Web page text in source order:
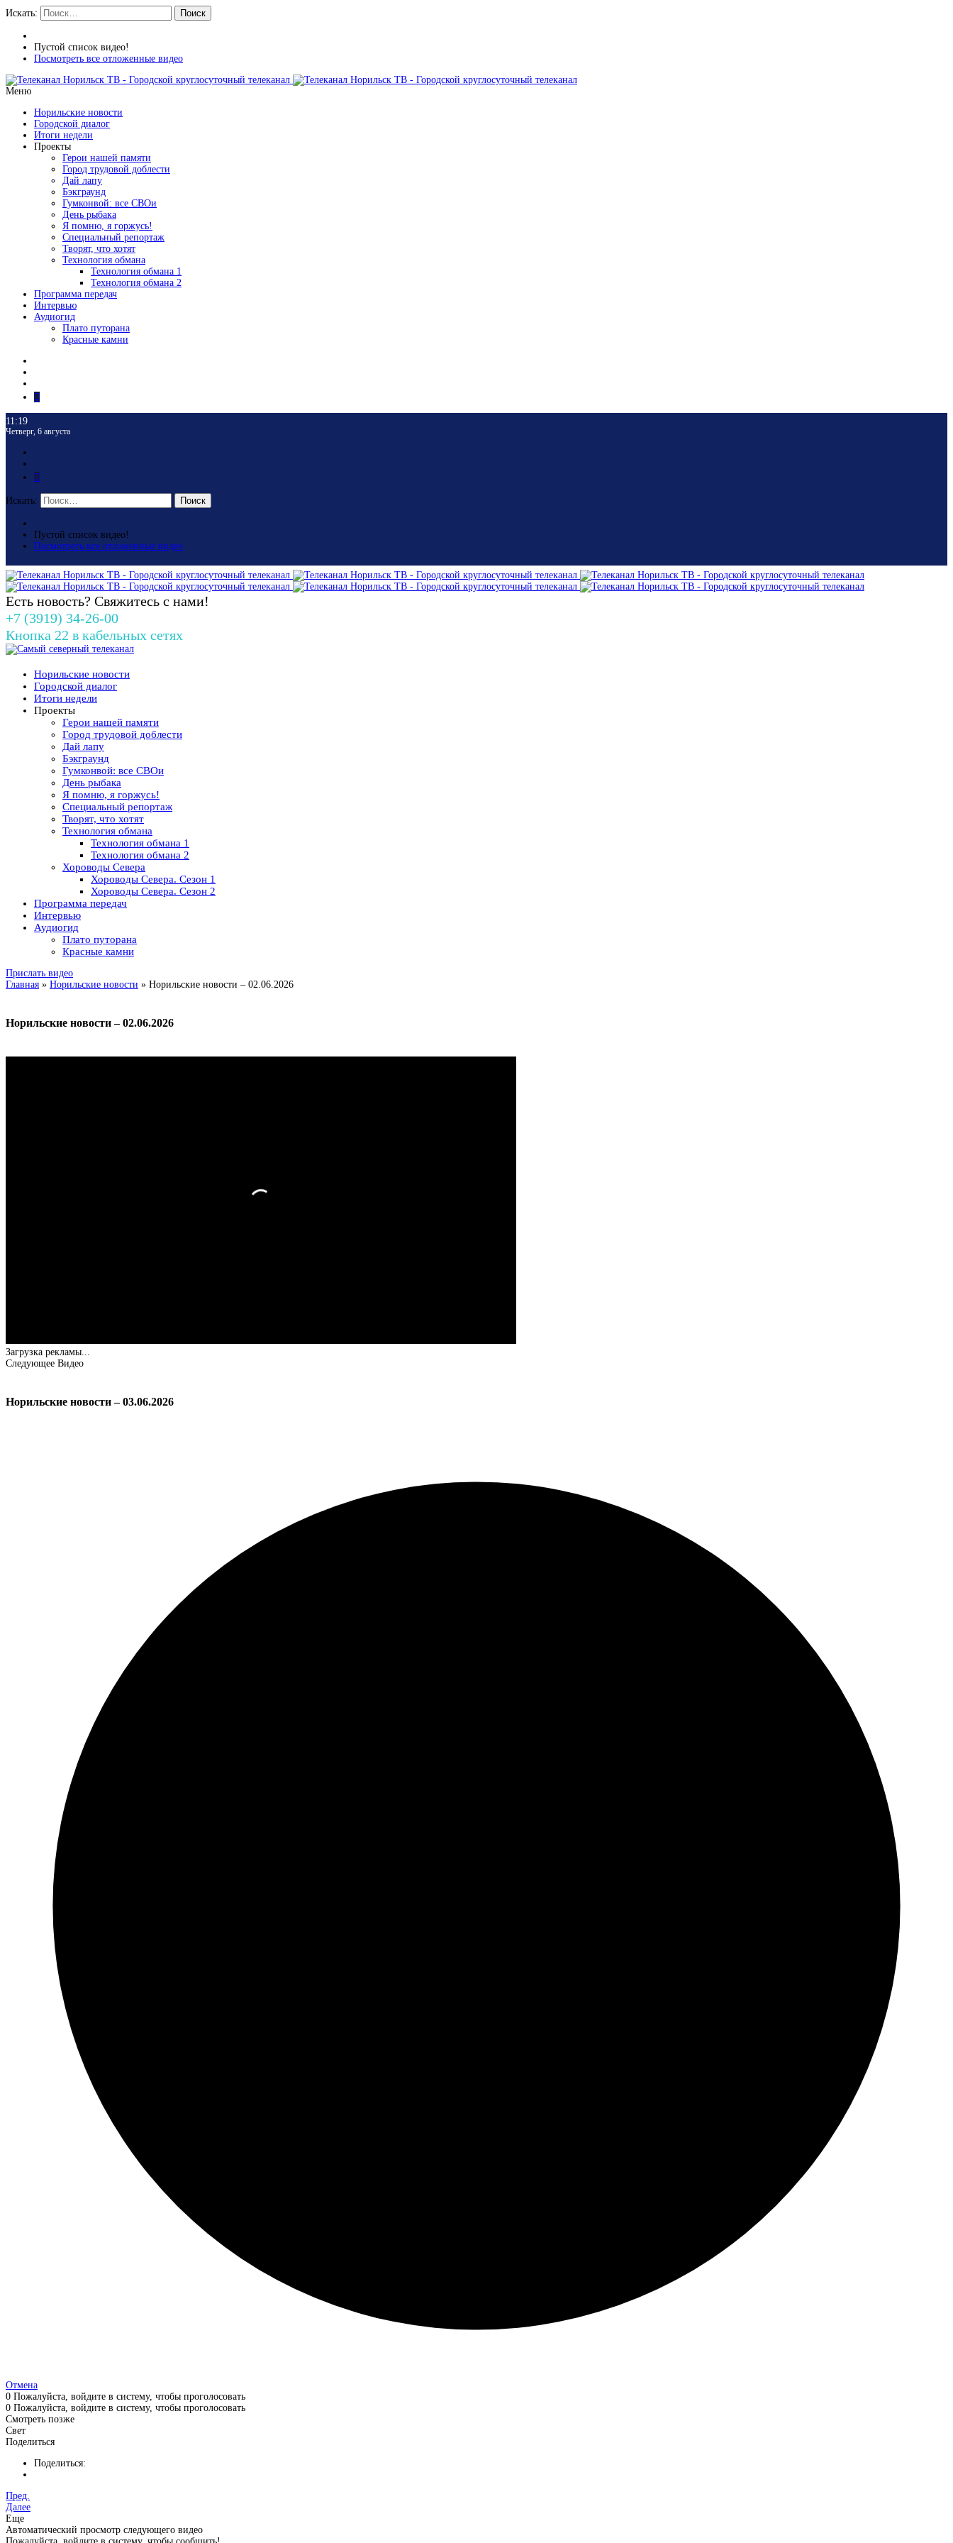
Искать: Поиск
Пустой список видео!
Посмотреть все отложенные видео
Меню
Норильские новости
Городской диалог
Итоги недели
Проекты
Герои нашей памяти
Город трудовой доблести
Дай лапу
Бэкграунд
Гумконвой: все СВОи
День рыбака
Я помню, я горжусь!
Специальный репортаж
Творят, что хотят
Технология обмана
Технология обмана 1
Технология обмана 2
Программа передач
Интервью
Аудиогид
Плато путорана
Красные камни
11:19
Четверг, 6 августа
Искать: Поиск
Пустой список видео!
Посмотреть все отложенные видео
Есть новость? Свяжитесь с нами!
+7 (3919) 34-26-00
Кнопка 22 в кабельных сетях
Норильские новости
Городской диалог
Итоги недели
Проекты
Герои нашей памяти
Город трудовой доблести
Дай лапу
Бэкграунд
Гумконвой: все СВОи
День рыбака
Я помню, я горжусь!
Специальный репортаж
Творят, что хотят
Технология обмана
Технология обмана 1
Технология обмана 2
Хороводы Севера
Хороводы Севера. Сезон 1
Хороводы Севера. Сезон 2
Программа передач
Интервью
Аудиогид
Плато путорана
Красные камни
Прислать видео
Главная » Норильские новости » Норильские новости – 02.06.2026
Норильские новости – 02.06.2026
Загрузка рекламы...
Следующее Видео
Норильские новости – 03.06.2026
Отмена
0 Пожалуйста, войдите в систему, чтобы проголосовать
0 Пожалуйста, войдите в систему, чтобы проголосовать
Смотреть позже
Свет
Поделиться
Поделиться:
Пред.
Далее
Еще
Автоматический просмотр следующего видео